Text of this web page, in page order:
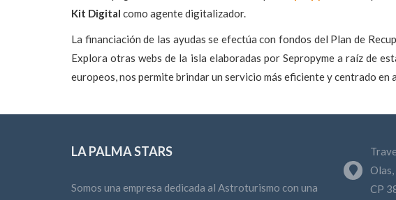
Kit Digital como agente digitalizador.
La financiación de las ayudas se efectúa con fondos del Plan de
Explora otras webs de la isla elaboradas por Sepropyme a raíz de
europeos, nos permite brindar un servicio más eficiente y centrado en
LA PALMA STARS
Somos una empresa dedicada al Astroturismo con una
Olas,
CP